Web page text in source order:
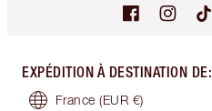
EXPÉDITION À DESTINATION DE:
France (EUR €)